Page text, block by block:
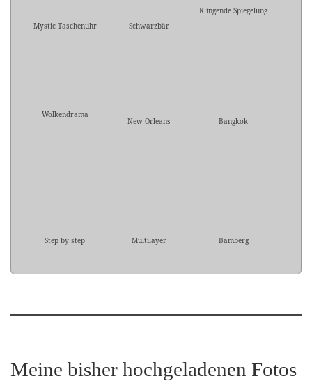
Mystic Taschenuhr Schwarzbär
Klingende Spiegelung
Wolkendrama
New Orleans Bangkok
Step by step Multilayer Bamberg
Meine bisher hochgeladenen Fotos